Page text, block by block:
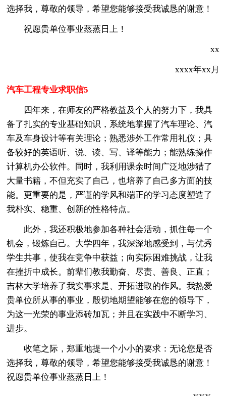
选择我，尊敬的领导，希望您能够接受我诚恳的谢意！
祝愿贵单位事业蒸蒸日上！
xx
xxxx年xx月
汽车工程专业求职信5
四年来，在师友的严格教益及个人的努力下，我具
备了扎实的专业基础知识，系统地掌握了汽车理论、汽
车及车身设计等有关理论；熟悉涉外工作常用礼仪；具
备较好的英语听、说、读、写、译等能力；能熟练操作
计算机办公软件。同时，我利用课余时间广泛地涉猎了
大量书籍，不但充实了自己，也培养了自己多方面的技
能。更重要的是，严谨的学风和端正的学习态度塑造了
我朴实、稳重、创新的性格特点。
此外，我还积极地参加各种社会活动，抓住每一个
机会，锻炼自己。大学四年，我深深地感受到，与优秀
学生共事，使我在竞争中获益；向实际困难挑战，让我
在挫折中成长。前辈们教我勤奋、尽责、善良、正直；
吉林大学培养了我实事求是、开拓进取的作风。我热爱
贵单位所从事的事业，殷切地期望能够在您的领导下，
为这一光荣的事业添砖加瓦；并且在实践中不断学习、
进步。
收笔之际，郑重地提一个小小的要求：无论您是否
选择我，尊敬的领导，希望您能够接受我诚恳的谢意！
祝愿贵单位事业蒸蒸日上！